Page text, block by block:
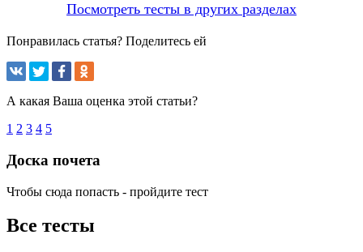
Посмотреть тесты в других разделах
Понравилась статья? Поделитесь ей
А какая Ваша оценка этой статьи?
1 2 3 4 5
Доска почета
Чтобы сюда попасть - пройдите тест
Все тесты